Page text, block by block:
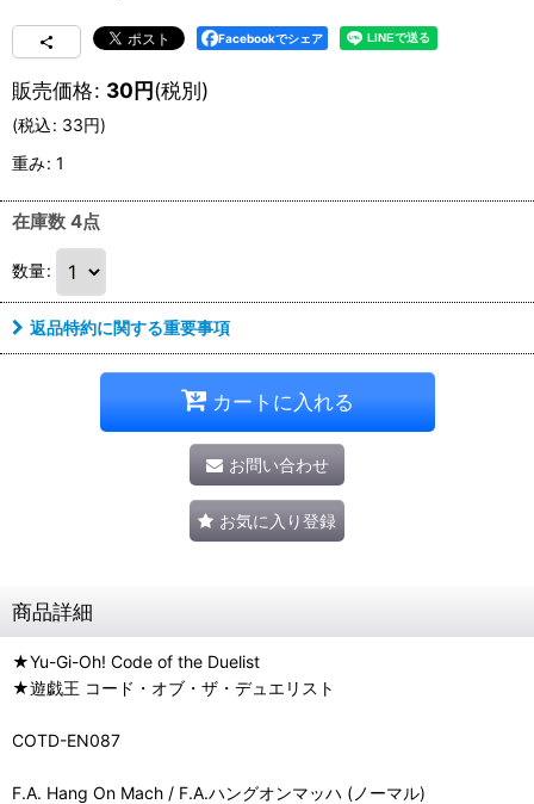
Facebookでシェア
販売価格: 30円(税別)
(税込: 33円)
重み: 1
在庫数 4点
数量:
返品特約に関する重要事項
カートに入れる
お問い合わせ
お気に入り登録
商品詳細
★Yu-Gi-Oh! Code of the Duelist
★遊戯王 コード・オブ・ザ・デュエリスト
COTD-EN087
F.A. Hang On Mach / F.A.ハングオンマッハ (ノーマル)